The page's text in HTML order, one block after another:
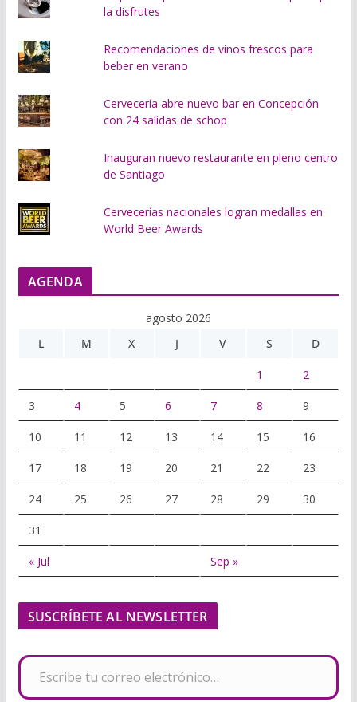
la disfrutes
Recomendaciones de vinos frescos para
beber en verano
Cervecería abre nuevo bar en Concepción
con 24 salidas de schop
Inauguran nuevo restaurante en pleno centro
de Santiago
Cervecerías nacionales logran medallas en
World Beer Awards
AGENDA
agosto 2026
L
M X J V S D
1 2
3 4 5 6 7 8 9
10 11 12 13 14 15 16
17 18 19 20 21 22 23
24 25 26 27 28 29 30
31
« Jul Sep »
SUSCRÍBETE AL NEWSLETTER
Escribe tu correo electrónico…